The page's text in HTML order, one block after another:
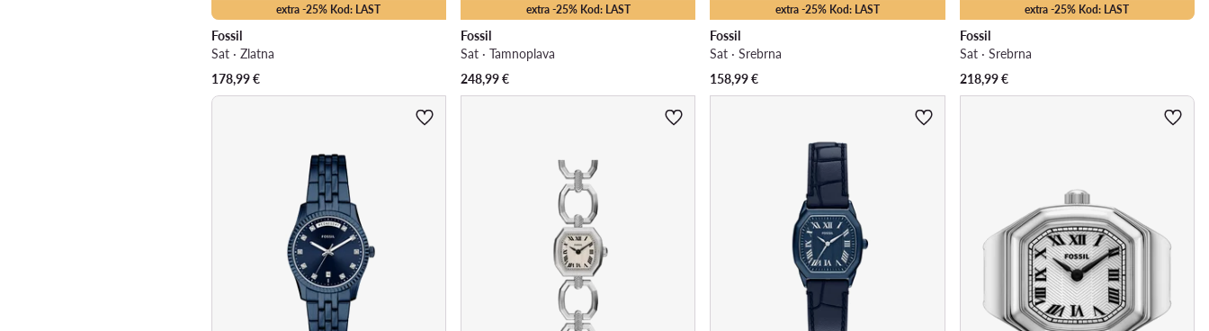
extra -25% Kod: LAST
Fossil
Sat · Zlatna
178,99€
extra -25% Kod: LAST
Fossil
Sat · Tamnoplava
248,99€
extra -25% Kod: LAST
Fossil
Sat · Srebrna
158,99€
extra -25% Kod: LAST
Fossil
Sat · Srebrna
218,99€